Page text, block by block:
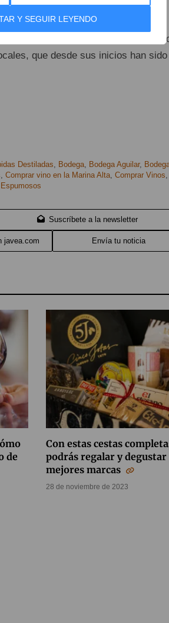
Y SEGUIR LEYENDO
lo mejor de la tierra,
que desde sus inicios han
Suscríbete a la newsletter
javea.com Envía tu noticia
Destiladas Bodega, Bodega Aguilar,
Comprar vino en la Marina Alta, Comprar Vinos
de
Con estas cestas
podrás regalar y degustar
mejores marcas
28 de noviembre de 2023